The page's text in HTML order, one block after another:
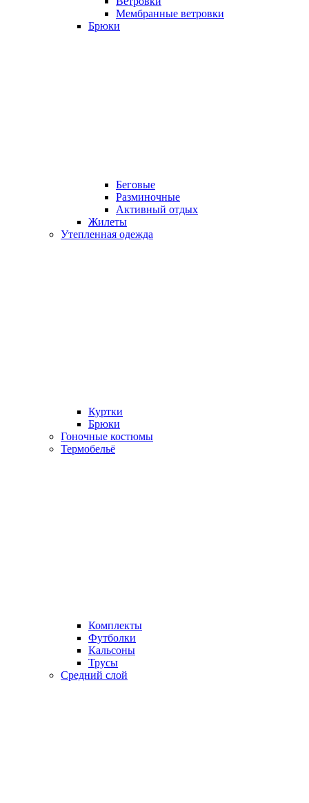
Мембранные ветровки
Брюки
Беговые
Разминочные
Активный отдых
Жилеты
Утепленная одежда
Куртки
Брюки
Гоночные костюмы
Термобельё
Комплекты
Футболки
Кальсоны
Трусы
Средний слой